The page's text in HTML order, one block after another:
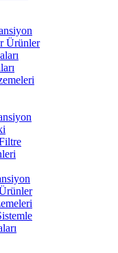
Ürünler